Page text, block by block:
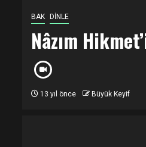
BAK DİNLE
Nâzım
13 yıl önce Büyük Keyif